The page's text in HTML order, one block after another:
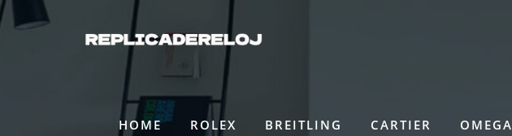
Saltar
HOME ROLEX BREITLING CARTIER OMEGA